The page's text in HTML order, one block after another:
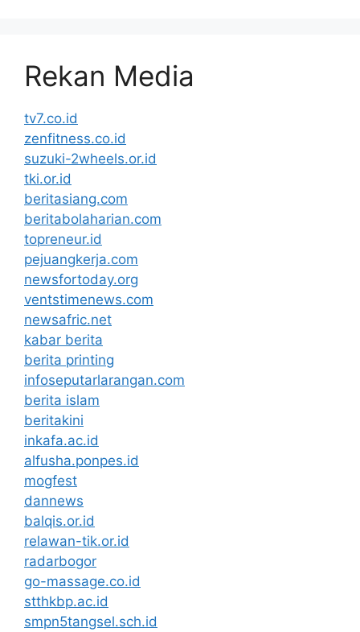
Rekan Media
tv7.co.id
zenfitness.co.id
suzuki-2wheels.or.id
tki.or.id
beritasiang.com
beritabolaharian.com
topreneur.id
pejuangkerja.com
newsfortoday.org
ventstimenews.com
newsafric.net
kabar berita
berita printing
infoseputarlarangan.com
berita islam
beritakini
inkafa.ac.id
alfusha.ponpes.id
mogfest
dannews
balqis.or.id
relawan-tik.or.id
radarbogor
go-massage.co.id
stthkbp.ac.id
smpn5tangsel.sch.id